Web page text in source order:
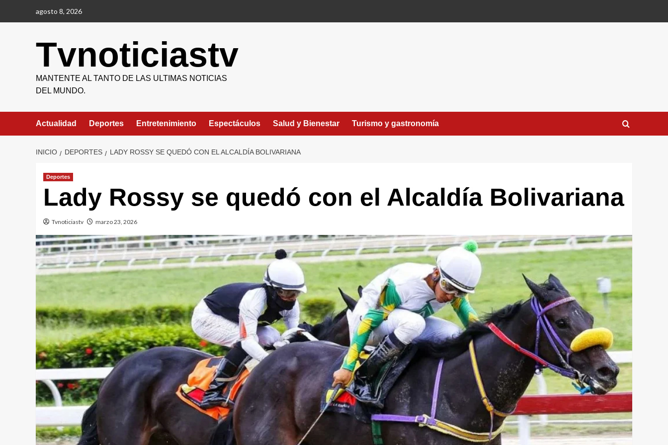
agosto 8, 2026
Tvnoticiastv
MANTENTE AL TANTO DE LAS ULTIMAS NOTICIAS
DEL MUNDO.
Actualidad Deportes Entretenimiento Espectáculos Salud y Bienestar Turismo y gastronomía
INICIO DEPORTES LADY ROSSY SE QUEDÓ CON EL ALCALDÍA BOLIVARIANA
Deportes
Lady Rossy se quedó con el Alcaldía Bolivariana
Tvnoticiastv marzo 23, 2026